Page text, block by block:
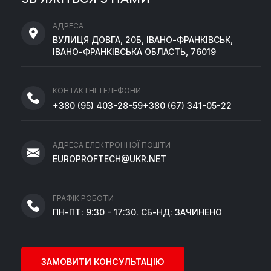
АДРЕСА
ВУЛИЦЯ ДОВГА, 20Б, ІВАНО-ФРАНКІВСЬК,
ІВАНО-ФРАНКІВСЬКА ОБЛАСТЬ, 76019
КОНТАКТНІ ТЕЛЕФОНИ
+380 (95) 403-28-59+380 (67) 341-05-22
АДРЕСА ЕЛЕКТРОННОЇ ПОШТИ
EUROPROFTECH@UKR.NET
ГРАФІК РОБОТИ
ПН-ПТ: 9:30 - 17:30. СБ-НД: ЗАЧИНЕНО
ЗАМОВИТИ КОНСУЛЬТАЦІЮ